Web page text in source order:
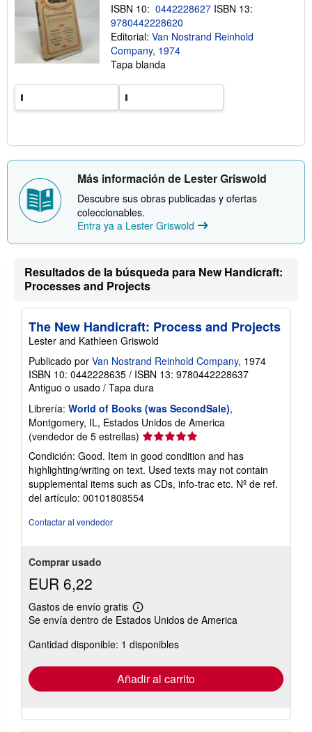
e
a
s
i
e
n
í
ISBN 10: 0442228627 ISBN 13:
9780442228620
Editorial: Van Nostrand Reinhold
Company, 1974
Tapa blanda
Más información de Lester Griswold
Descubre sus obras publicadas y ofertas
coleccionables.
Entra ya a Lester Griswold
Resultados de la búsqueda para New Handicraft:
Processes and Projects
The New Handicraft: Process and Projects
Lester and Kathleen Griswold
Publicado por Van Nostrand Reinhold Company, 1974
ISBN 10: 0442228635 / ISBN 13: 9780442228637
Antiguo o usado / Tapa dura
Librería: World of Books (was SecondSale),
Montgomery, IL, Estados Unidos de America
(vendedor de 5 estrellas) Calificación
vendedor:
5
de
5
Condición: Good. Item in good condition and has
highlighting/writing on text. Used texts may not contain
supplemental items such as CDs, info-trac etc. Nº de ref.
del artículo: 00101808554
Contactar al vendedor
Comprar usado
EUR 6,22
Gastos de envío gratis
Más
información
las
tarifas
envío
Se envía dentro de Estados Unidos de America
Cantidad disponible: 1 disponibles
Añadir al carrito